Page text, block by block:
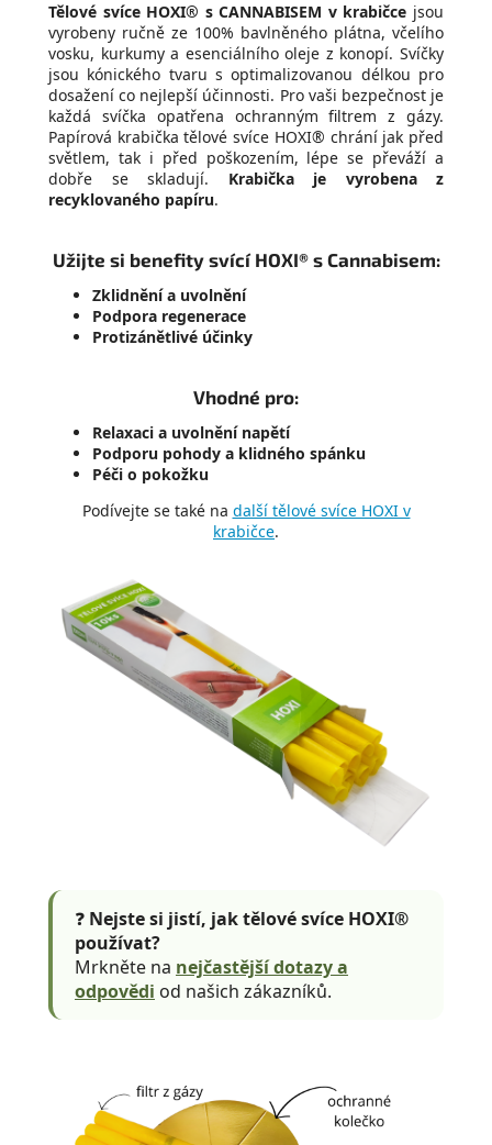
Tělové svíce HOXI® s CANNABISEM v krabičce jsou
vyrobeny ručně ze 100% bavlněného plátna, včelího
vosku, kurkumy a esenciálního oleje z konopí. Svíčky
jsou kónického tvaru s optimalizovanou délkou pro
dosažení co nejlepší účinnosti. Pro vaši bezpečnost je
každá svíčka opatřena ochranným filtrem z gázy.
Papírová krabička tělové svíce HOXI® chrání jak před
světlem, tak i před poškozením, lépe se převáží a
dobře se skladují. Krabička je vyrobena z
recyklovaného papíru.
Užijte si benefity svící HOXI® s Cannabisem:
Zklidnění a uvolnění
Podpora regenerace
Protizánětlivé účinky
Vhodné pro:
Relaxaci a uvolnění napětí
Podporu pohody a klidného spánku
Péči o pokožku
Podívejte se také na další tělové svíce HOXI v
krabičce.
❓ Nejste si jistí, jak tělové svíce HOXI®
používat?
Mrkněte na nejčastější dotazy a
odpovědi od našich zákazníků.